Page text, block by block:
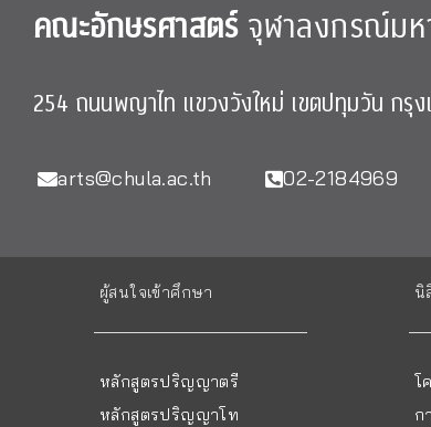
คณะอักษรศาสตร์จุฬาลงกรณ์มห
254 ถนนพญาไท แขวงวังใหม่ เขตปทุมวัน กรุง
arts@chula.ac.th 02-2184969
ผู้สนใจเข้าศึกษา
หลักสูตรปริญญาตรี
หลักสูตรปริญญาโท
นิ
โ
ก